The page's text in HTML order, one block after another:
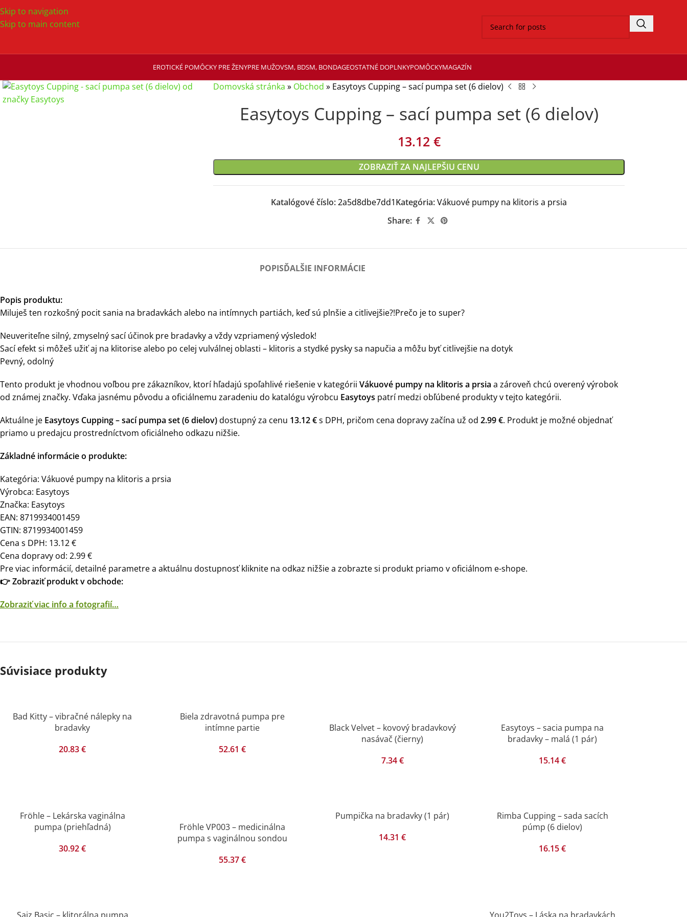
Skip to navigation
Skip to main content
EROTICKÉ POMÔCKY PRE ŽENYPRE MUŽOVSM, BDSM, BONDAGEOSTATNÉ DOPLNKYPOMÔCKYMAGAZÍN
Domovská stránka » Obchod » Easytoys Cupping – sací pumpa set (6 dielov)
Easytoys Cupping – sací pumpa set (6 dielov)
13.12 €
ZOBRAZIŤ ZA NAJLEPŠIU CENU
Katalógové číslo:2a5d8dbe7dd1Kategória:Vákuové pumpy na klitoris a prsia
Share:
POPISĎALŠIE INFORMÁCIE
Popis produktu:
Miluješ ten rozkošný pocit sania na bradavkách alebo na intímnych partiách, keď sú plnšie a citlivejšie?!Prečo je to super?
Neuveriteľne silný, zmyselný sací účinok pre bradavky a vždy vzpriamený výsledok!
Sací efekt si môžeš užiť aj na klitorise alebo po celej vulválnej oblasti – klitoris a stydké pysky sa napučia a môžu byť citlivejšie na dotyk
Pevný, odolný
Tento produkt je vhodnou voľbou pre zákazníkov, ktorí hľadajú spoľahlivé riešenie v kategórii Vákuové pumpy na klitoris a prsia a zároveň chcú overený výrobok
od známej značky. Vďaka jasnému pôvodu a oficiálnemu zaradeniu do katalógu výrobcu Easytoys patrí medzi obľúbené produkty v tejto kategórii.
Aktuálne je Easytoys Cupping – sací pumpa set (6 dielov)dostupný za cenu 13.12 €s DPH, pričom cena dopravy začína už od 2.99 €. Produkt je možné objednať
priamo u predajcu prostredníctvom oficiálneho odkazu nižšie.
Základné informácie o produkte:
Kategória: Vákuové pumpy na klitoris a prsia
Výrobca: Easytoys
Značka: Easytoys
EAN: 8719934001459
GTIN: 8719934001459
Cena s DPH: 13.12 €
Cena dopravy od: 2.99 €
Pre viac informácií, detailné parametre a aktuálnu dostupnosť kliknite na odkaz nižšie a zobrazte si produkt priamo v oficiálnom e-shope.
👉 Zobraziť produkt v obchode:
Zobraziť viac info a fotografií…
Súvisiace produkty
Bad Kitty – vibračné nálepky na
bradavky
20.83€
Biela zdravotná pumpa pre
intímne partie
52.61 €
Black Velvet – kovový bradavkový
nasávač (čierny)
7.34€
Easytoys – sacia pumpa na
bradavky – malá (1 pár)
15.14€
Fröhle – Lekárska vaginálna
pumpa (priehľadná)
30.92€
Fröhle VP003 – medicinálna
pumpa s vaginálnou sondou
55.37€
Pumpička na bradavky (1 pár)
14.31 €
Rimba Cupping – sada sacích
púmp (6 dielov)
16.15€